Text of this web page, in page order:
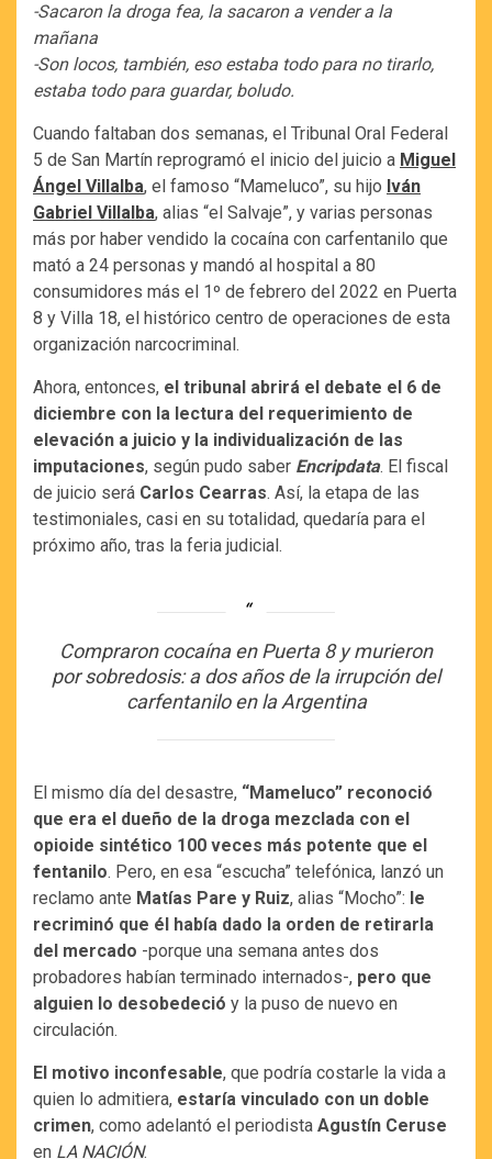
-Sacaron la droga fea, la sacaron a vender a la
mañana
-Son locos, también, eso estaba todo para no tirarlo,
estaba todo para guardar, boludo.
Cuando faltaban dos semanas, el Tribunal Oral Federal
5 de San Martín reprogramó el inicio del juicio a Miguel
Ángel Villalba, el famoso “Mameluco”, su hijo Iván
Gabriel Villalba, alias “el Salvaje”, y varias personas
más por haber vendido la cocaína con carfentanilo que
mató a 24 personas y mandó al hospital a 80
consumidores más el 1º de febrero del 2022 en Puerta
8 y Villa 18, el histórico centro de operaciones de esta
organización narcocriminal.
Ahora, entonces, el tribunal abrirá el debate el 6 de
diciembre con la lectura del requerimiento de
elevación a juicio y la individualización de las
imputaciones, según pudo saber Encripdata. El fiscal
de juicio será Carlos Cearras. Así, la etapa de las
testimoniales, casi en su totalidad, quedaría para el
próximo año, tras la feria judicial.
Compraron cocaína en Puerta 8 y murieron
por sobredosis: a dos años de la irrupción del
carfentanilo en la Argentina
El mismo día del desastre, “Mameluco” reconoció
que era el dueño de la droga mezclada con el
opioide sintético 100 veces más potente que el
fentanilo. Pero, en esa “escucha” telefónica, lanzó un
reclamo ante Matías Pare y Ruiz, alias “Mocho”: le
recriminó que él había dado la orden de retirarla
del mercado -porque una semana antes dos
probadores habían terminado internados-, pero que
alguien lo desobedeció y la puso de nuevo en
circulación.
El motivo inconfesable, que podría costarle la vida a
quien lo admitiera, estaría vinculado con un doble
crimen, como adelantó el periodista Agustín Ceruse
en LA NACIÓN.